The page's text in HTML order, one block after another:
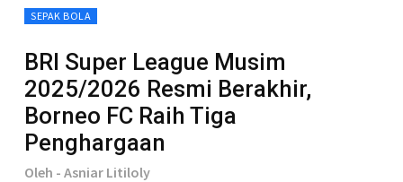
SEPAK BOLA
BRI Super League Musim
2025/2026 Resmi Berakhir,
Borneo FC Raih Tiga
Penghargaan
Oleh - Asniar Litiloly